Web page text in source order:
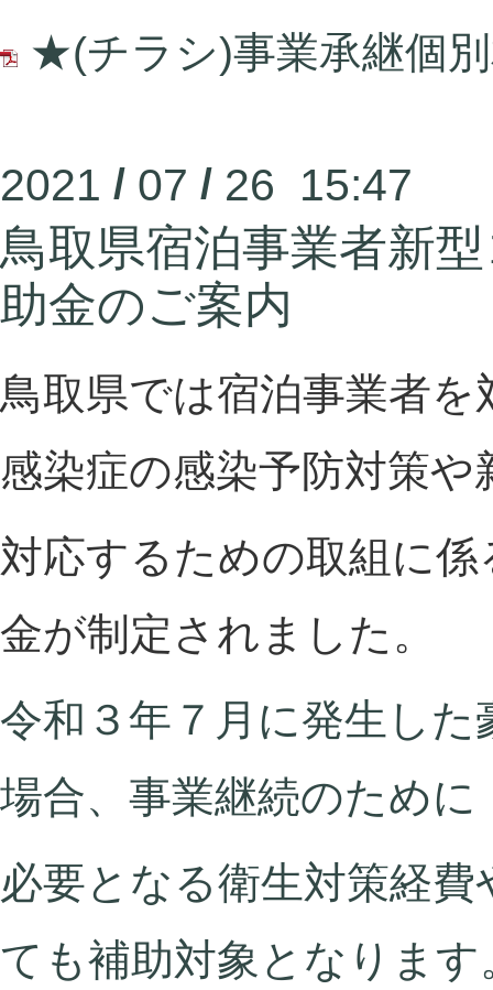
★(チラシ)事業承継個
2021 / 07 / 26 15:47
鳥取県宿泊事業者新
助金のご案内
鳥取県では宿泊事業者
感染症の感染予防対策や
対応するための取組に
金が制定されました。
令和３年７月に発生し
場合、事業継続のために
必要となる衛生対策経
ても補助対象となります